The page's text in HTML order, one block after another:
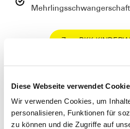
Diese Webseite verwendet
Wir verwenden Cookies, um
personalisieren, Funktionen für
zu können und die Zugriffe auf
Zum BKK